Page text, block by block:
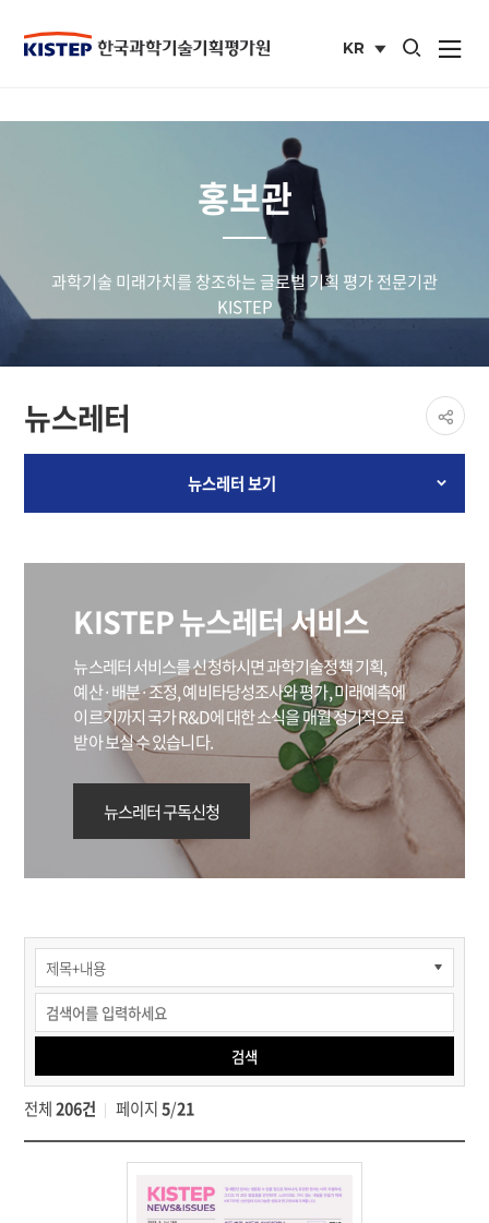
KR
통합검색 열기
사이트맵
홍보관
과학기술 미래가치를 창조하는 글로벌 기획 평가 전문기관
KISTEP
뉴스레터
페이지
공유
share
뉴스레터 보기
KISTEP 뉴스레터 서비스
뉴스레터 서비스를 신청하시면 과학기술정책 기획,
예산·배분·조정, 예비타당성조사와 평가,미래예측에
이르기까지 국가 R&D에 대한 소식을 매월 정기적으로
받아 보실 수 있습니다.
뉴스레터 구독신청
홍보관
KISTEP
간행물
>
뉴스레터
보기
검색
전체206건 페이지5/21